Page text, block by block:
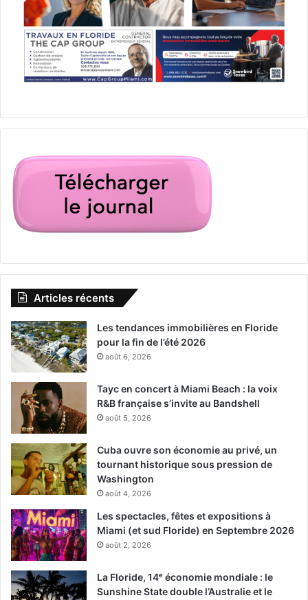
Articles récents
Les tendances immobilières en Floride
pour la fin de l’été 2026
août 6, 2026
Tayc en concert à Miami Beach : la voix
R&B française s’invite au Bandshell
août 5, 2026
Cuba ouvre son économie au privé, un
tournant historique sous pression de
Washington
août 4, 2026
Les spectacles, fêtes et expositions à
Miami (et sud Floride) en Septembre 2026
août 2, 2026
La Floride, 14ᵉ économie mondiale : le
Sunshine State double l’Australie et le